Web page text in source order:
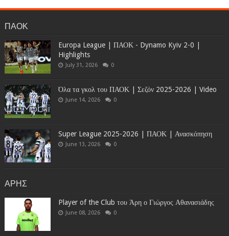
ΠΑΟΚ
Europa League | ΠΑΟΚ - Dynamo Kyiv 2-0 |
Highlights
July 31, 2026 0
Όλα τα γκολ του ΠΑΟΚ | Σεζόν 2025-2026 | Video
June 14, 2026 0
Super League 2025-2026 | ΠΑΟΚ | Ανασκόπηση
June 13, 2026 0
ΑΡΗΣ
Player of the Club του Άρη ο Γιώργος Αθανασιάδης
June 08, 2026 0